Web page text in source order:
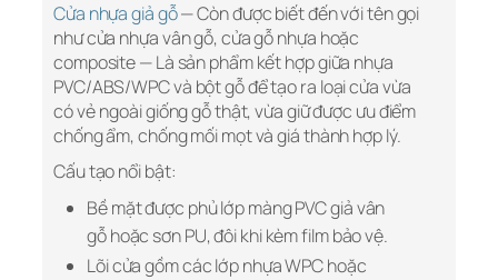
Cửa nhựa giả gỗ— Còn được biết đến với tên gọi
như cửa nhựa vân gỗ, cửa gỗ nhựa hoặc
composite — Là sản phẩm kết hợp giữa nhựa
PVC/ABS/WPC và bột gỗ để tạo ra loại cửa vừa
có vẻ ngoài giống gỗ thật, vừa giữ được ưu điểm
chống ẩm, chống mối mọt và giá thành hợp lý.
Cấu tạo nổi bật:
Bề mặt được phủ lớp màng PVC giả vân
gỗ hoặc sơn PU, đôi khi kèm film bảo vệ.
Lõi cửa gồm các lớp nhựa WPC hoặc